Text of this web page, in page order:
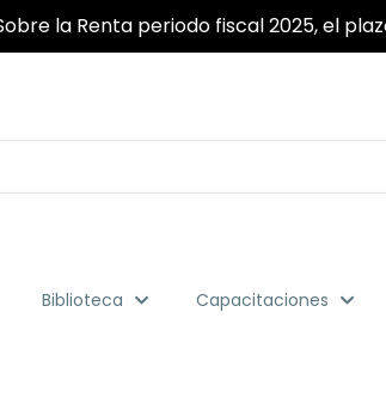
la Renta periodo fiscal 2025, el
Biblioteca Capacitaciones